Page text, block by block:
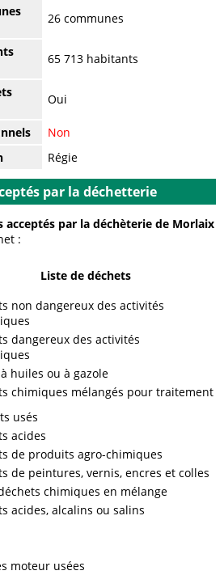
26 communes
65 713 habitants
Oui
Non
Régie
par la déchetterie
acceptés par la déchèterie de Morlaix
:
Liste de déchets
non dangereux des activités
dangereux des activités
huiles ou à gazole
chimiques mélangés pour traitement
usés
acides
de produits agro-chimiques
de peintures, vernis, encres et colles
chimiques en mélange
acides, alcalins ou salins
moteur usées